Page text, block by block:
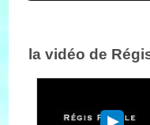
la vidéo de